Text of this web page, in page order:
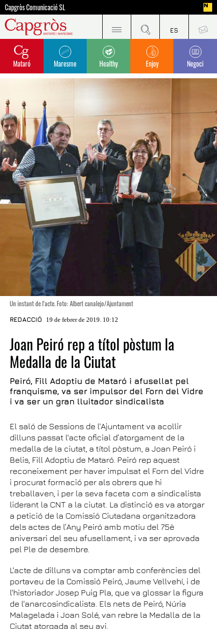
Capgròs Comunicació SL
Mataró Maresme Healthy Enjoy Negoci
Un instant de l'acte. Foto: Albert canalejo/Ajuntament
REDACCIÓ 19 de febrer de 2019. 10:12
Joan Peiró rep a títol pòstum la
Medalla de la Ciutat
Peiró, Fill Adoptiu de Mataró i afusellat pel
franquisme, va ser impulsor del Forn del Vidre
i va ser un gran lluitador sindicalista
El saló de Sessions de l'Ajuntament va acollir
dilluns passat l'acte oficial d’atorgament de la
medalla de la ciutat, a títol pòstum, a Joan Peiró i
Belis, Fill Adoptiu de Mataró. Peiró rep aquest
reconeixement per haver impulsat el Forn del Vidre
i procurat formació per als obrers que hi
treballaven, i per la seva faceta com a sindicalista
liderant la CNT a la ciutat. La distinció es va atorgar
a petició de la Comissió Ciutadana organitzadora
dels actes de l’Any Peiró amb motiu del 75è
aniversari del seu afusellament, i va ser aprovada
pel Ple de desembre.
L'acte de dilluns va comptar amb conferències del
portaveu de la Comissió Peiró, Jaume Vellvehí, i de
l'historiador Josep Puig Pla, que va glossar la figura
de l'anarcosindicalista. Els nets de Peiró, Núria
Malagelada i Joan Solé, van rebre la Medalla de la
Ciutat atorgada al seu avi.